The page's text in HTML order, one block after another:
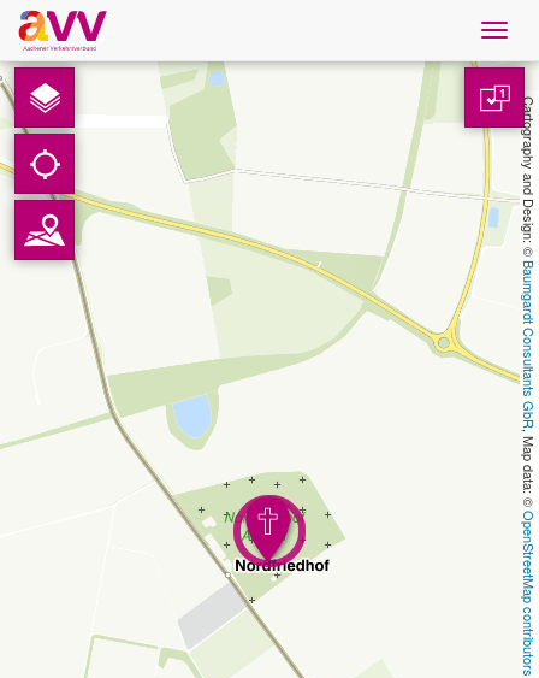
Nederlands
Downloads
Contact
Gegevensbescherming
Cartography and Design: ©
Baumgardt Consultants GbR
, Map data: ©
OpenStreetMap contributors
1